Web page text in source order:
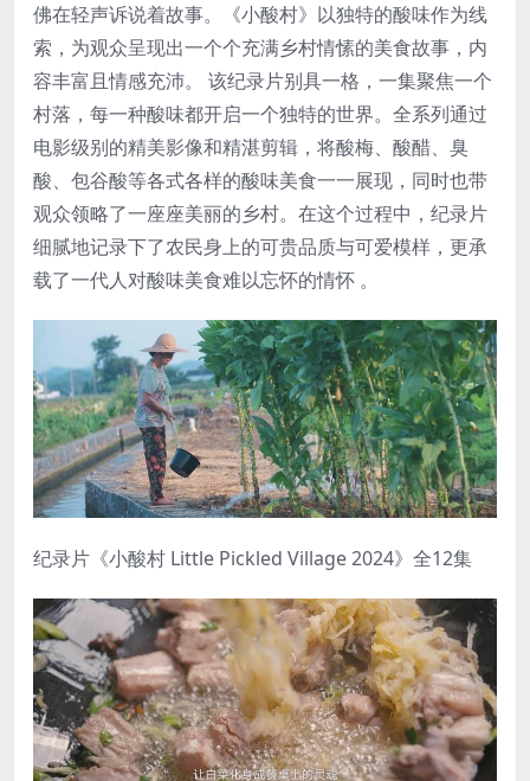
佛在轻声诉说着故事。《小酸村》以独特的酸味作为线
索，为观众呈现出一个个充满乡村情愫的美食故事，内
容丰富且情感充沛。 该纪录片别具一格，一集聚焦一个
村落，每一种酸味都开启一个独特的世界。全系列通过
电影级别的精美影像和精湛剪辑，将酸梅、酸醋、臭
酸、包谷酸等各式各样的酸味美食一一展现，同时也带
观众领略了一座座美丽的乡村。在这个过程中，纪录片
细腻地记录下了农民身上的可贵品质与可爱模样，更承
载了一代人对酸味美食难以忘怀的情怀 。
纪录片《小酸村 Little Pickled Village 2024》全12集